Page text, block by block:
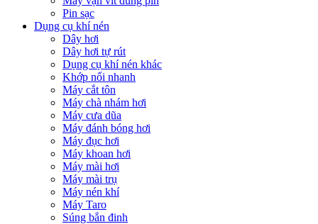
Pin sạc
Dụng cụ khí nén
Dây hơi
Dây hơi tự rút
Dụng cụ khí nén khác
Khớp nối nhanh
Máy cắt tôn
Máy chà nhám hơi
Máy cưa dũa
Máy đánh bóng hơi
Máy đục hơi
Máy khoan hơi
Máy mài hơi
Máy mài trụ
Máy nén khí
Máy Taro
Súng bắn đinh